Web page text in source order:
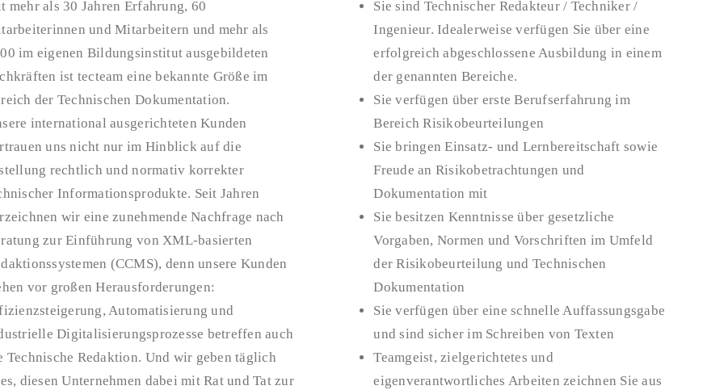
mehr als 30 Jahren Erfahrung, 60
und Mitarbeitern und mehr als
im eigenen Bildungsinstitut ausgebildeten
ist tecteam eine bekannte Größe im
der Technischen Dokumentation.
international ausgerichteten Kunden
uns nicht nur im Hinblick auf die
rechtlich und normativ korrekter
Informationsprodukte. Seit Jahren
wir eine zunehmende Nachfrage nach
zur Einführung von XML-basierten
(CCMS), denn unsere Kunden
vor großen Herausforderungen:
Automatisierung und
Digitalisierungsprozesse betreffen auch
Technische Redaktion. Und wir geben täglich
diesen Unternehmen dabei mit Rat und Tat zur
Sie sind Technischer Redakteur / Techniker /
Ingenieur. Idealerweise verfügen Sie über eine
erfolgreich abgeschlossene Ausbildung in einem
der genannten Bereiche.
Sie verfügen über erste Berufserfahrung im
Bereich Risikobeurteilungen
Sie bringen Einsatz- und Lernbereitschaft sowie
Freude an Risikobetrachtungen und
Dokumentation mit
Sie besitzen Kenntnisse über gesetzliche
Vorgaben, Normen und Vorschriften im Umfeld
der Risikobeurteilung und Technischen
Dokumentation
Sie verfügen über eine schnelle Auffassungsgabe
und sind sicher im Schreiben von Texten
Teamgeist, zielgerichtetes und
eigenverantwortliches Arbeiten zeichnen Sie aus